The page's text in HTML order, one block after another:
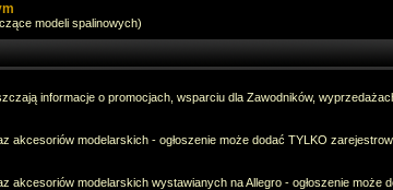
modeli spalinowych)
informacje o promocjach, wsparciu dla Zawodników,
akcesoriów modelarskich - ogłoszenie może dodać TYLKO
akcesoriów modelarskich wystawianych na Allegro - ogłoszenie może